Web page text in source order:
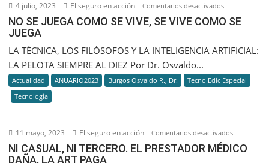
4 julio, 2023 El seguro en acción Comentarios desactivadosen
NO
VIVE,
SE
JUEGA
NO SE JUEGA COMO SE VIVE, SE VIVE COMO SE
JUEGA
LA TÉCNICA, LOS FILÓSOFOS Y LA INTELIGENCIA ARTIFICIAL:
LA PELOTA SIEMPRE AL DIEZ Por Dr. Osvaldo...
Actualidad ANUARIO2023 Burgos Osvaldo R., Dr.
Tecno Edic Especial
Tecnología
11 mayo, 2023 El seguro en acción Comentarios desactivadosen
NI
NI CASUAL, NI TERCERO. EL PRESTADOR MÉDICO
DAÑA, LA ART PAGA